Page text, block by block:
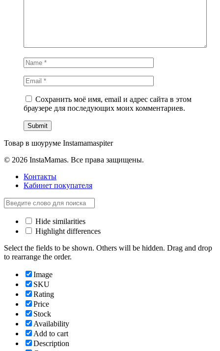
Сохранить моё имя, email и адрес сайта в этом
браузере для последующих моих комментариев.
Товар в шоуруме Instamamaspiter
© 2026 InstaMamas. Все права защищены.
Контакты
Кабинет покупателя
Hide similarities
Highlight differences
Select the fields to be shown. Others will be hidden. Drag and drop
to rearrange the order.
Image
SKU
Rating
Price
Stock
Availability
Add to cart
Description